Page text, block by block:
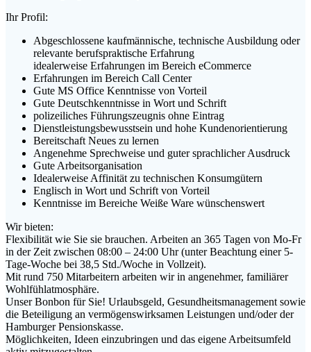
Ihr Profil:
Abgeschlossene kaufmännische, technische Ausbildung oder
relevante berufspraktische Erfahrung
idealerweise Erfahrungen im Bereich eCommerce
Erfahrungen im Bereich Call Center
Gute MS Office Kenntnisse von Vorteil
Gute Deutschkenntnisse in Wort und Schrift
polizeiliches Führungszeugnis ohne Eintrag
Dienstleistungsbewusstsein und hohe Kundenorientierung
Bereitschaft Neues zu lernen
Angenehme Sprechweise und guter sprachlicher Ausdruck
Gute Arbeitsorganisation
Idealerweise Affinität zu technischen Konsumgütern
Englisch in Wort und Schrift von Vorteil
Kenntnisse im Bereiche Weiße Ware wünschenswert
Wir bieten:
Flexibilität wie Sie sie brauchen. Arbeiten an 365 Tagen von Mo-Fr
in der Zeit zwischen 08:00 – 24:00 Uhr (unter Beachtung einer 5-
Tage-Woche bei 38,5 Std./Woche in Vollzeit).
Mit rund 750 Mitarbeitern arbeiten wir in angenehmer, familiärer
Wohlfühlatmosphäre.
Unser Bonbon für Sie! Urlaubsgeld, Gesundheitsmanagement sowie
die Beteiligung an vermögenswirksamen Leistungen und/oder der
Hamburger Pensionskasse.
Möglichkeiten, Ideen einzubringen und das eigene Arbeitsumfeld